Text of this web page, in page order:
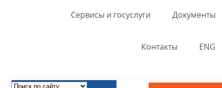
Сервисы и госуслуги Документы
Контакты ENG